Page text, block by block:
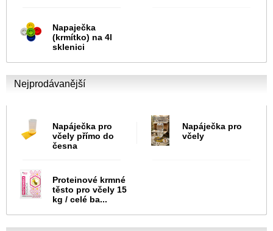
Napaječka
(krmítko) na 4l
sklenici
Nejprodávanější
Napáječka pro
včely přímo do
česna
Napáječka pro
včely
Proteinové krmné
těsto pro včely 15
kg / celé ba...